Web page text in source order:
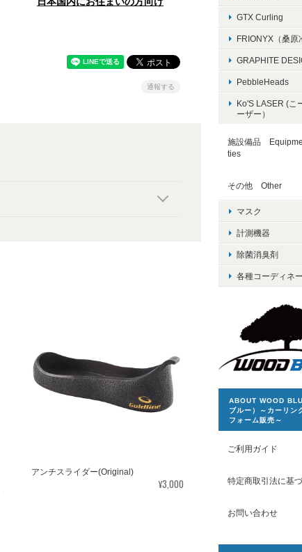
通報する
アンチスライダー(Original)
¥3,000
GTX Curling
FRIONYX（桑原
GRAPHITE
PebbleHeads
Ko'S LASER (こ
ーザー）
施設備品
ties
その他 Other
マスク
計測機器
除菌消臭剤
各種コーディネ
ABOUT WOOD
ブルー）～カーリン
フォーム販売～
ご利用ガイド
特定商取引法に基
お問い合わせ